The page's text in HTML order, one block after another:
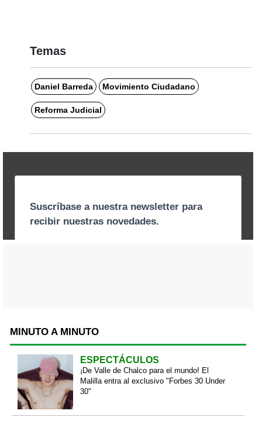
Temas
Daniel Barreda Movimiento Ciudadano
Reforma Judicial
MINUTO A MINUTO
ESPECTÁCULOS
¡De Valle de Chalco para el mundo! El
Malilla entra al exclusivo "Forbes 30 Under
30"